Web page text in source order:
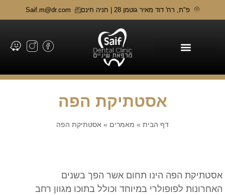
פ"ת, רח' דוד מאיר גוטמן 28 | חניה חינם Saif.m@dr.com
אסטתיקת הפה
דף הבית » מאמרים » אסטתיקת הפה
אסטתיקת הפה הינו תחום אשר הפך בשנים
האחרונות לפופולרי במיוחד וכולל בתוכו מגוון רחב